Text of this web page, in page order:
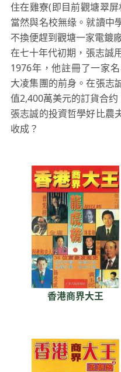
住在雞寮(即目前觀塘翠
當然與名校無缘。就讀中
不換便趕到觀塘一家電鍍
在七十年代初期，張志誠
1976年，他註冊了一家
大凌集團的前身。在張志
值2,400萬美元的訂貨合
張志誠的投資哲學好比農
收成？
香港商界大王